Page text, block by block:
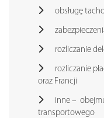
obsługę
rozliczanie
rozliczanie
oraz Francji
inne –
transportowego